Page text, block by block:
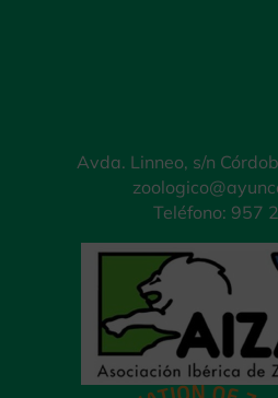
Avda. Linneo, s/n
Teléfono: 957